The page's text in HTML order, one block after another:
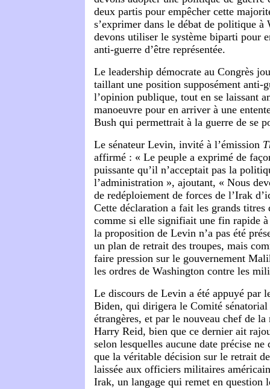
deux partis pour empêcher cette
s’exprimer dans le débat de politique à
devons utiliser le système biparti pour
anti-guerre d’être représentée.
Le leadership démocrate au Congrès
taillant une position supposément anti-
l’opinion publique, tout en se laissant
manoeuvre pour en arriver à une
Bush qui permettrait à la guerre de se
Le sénateur Levin, invité à l’émission
affirmé : « Le peuple a exprimé de
puissante qu’il n’acceptait pas la
l’administration », ajoutant, « Nous
de redéploiement de forces de l’Irak
Cette déclaration a fait les grands titres
comme si elle signifiait une fin rapide
la proposition de Levin n’a pas été
un plan de retrait des troupes, mais
faire pression sur le gouvernement
les ordres de Washington contre les
Le discours de Levin a été appuyé par
Biden, qui dirigera le Comité sénatorial
étrangères, et par le nouveau chef de
Harry Reid, bien que ce dernier ait
selon lesquelles aucune date précise
que la véritable décision sur le retrait
laissée aux officiers militaires
Irak, un langage qui remet en question